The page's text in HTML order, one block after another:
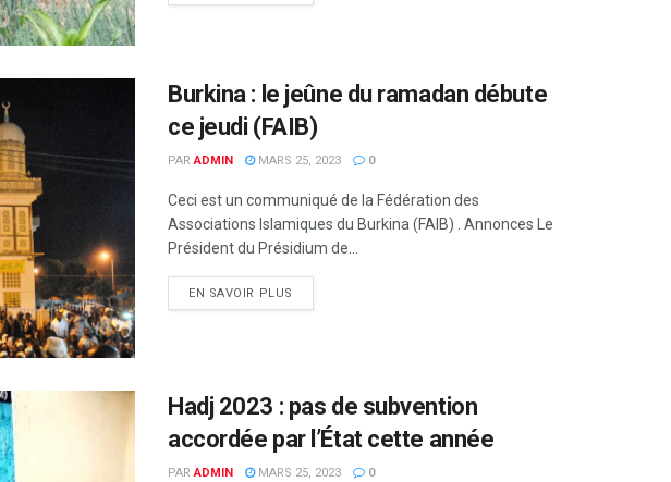
Burkina : le jeûne du ramadan débute
ce jeudi (FAIB)
PAR ADMIN MARS 25, 2023 0
Ceci est un communiqué de la Fédération des
Associations Islamiques du Burkina (FAIB) . Annonces Le
Président du Présidium de...
EN SAVOIR PLUS
Hadj 2023 : pas de subvention
accordée par l’État cette année
PAR ADMIN MARS 25, 2023 0